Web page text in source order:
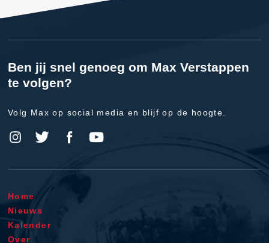
Ben jij snel genoeg om Max Verstappen
te volgen?
Volg Max op social media en blijf op de hoogte.
Home
Nieuws
Kalender
Over